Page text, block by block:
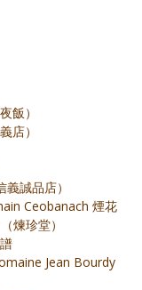
飯）
店）
誠品店）
Ceobanach 煙花
煉珍堂）
Jean Bourdy